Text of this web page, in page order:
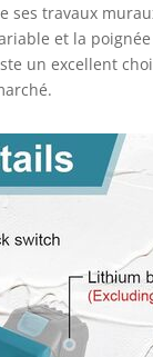
travaux
et la
un excellent